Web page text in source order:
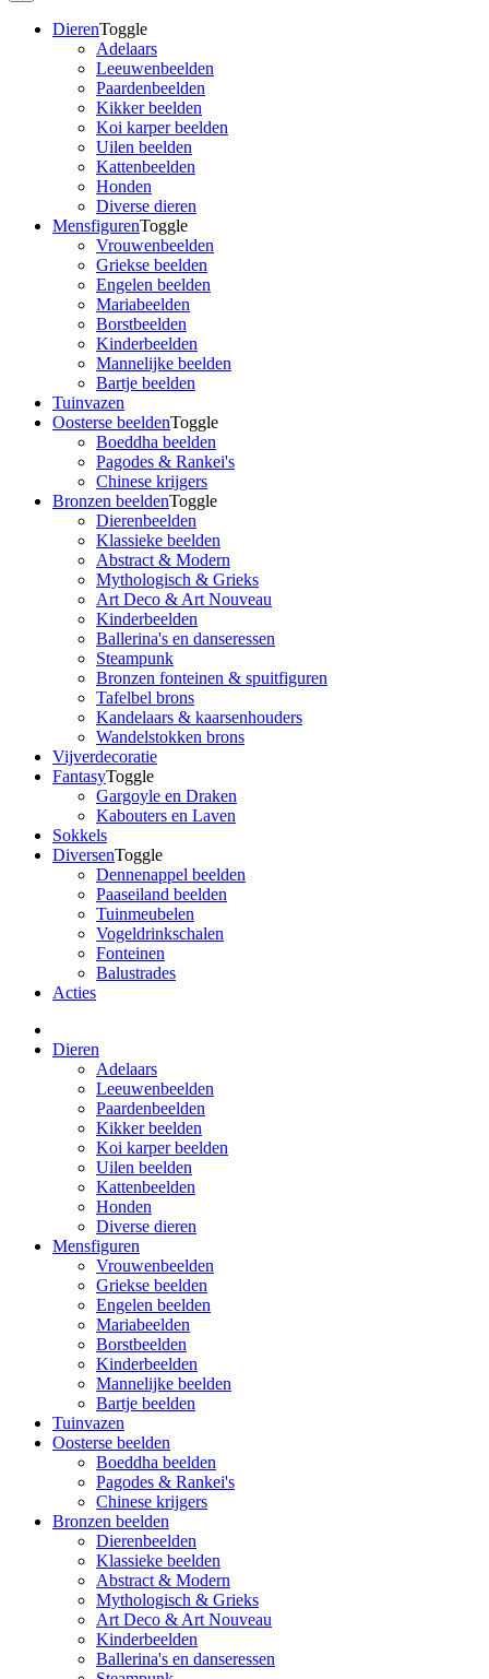
DierenToggle
Adelaars
Leeuwenbeelden
Paardenbeelden
Kikker beelden
Koi karper beelden
Uilen beelden
Kattenbeelden
Honden
Diverse dieren
MensfigurenToggle
Vrouwenbeelden
Griekse beelden
Engelen beelden
Mariabeelden
Borstbeelden
Kinderbeelden
Mannelijke beelden
Bartje beelden
Tuinvazen
Oosterse beeldenToggle
Boeddha beelden
Pagodes & Rankei's
Chinese krijgers
Bronzen beeldenToggle
Dierenbeelden
Klassieke beelden
Abstract & Modern
Mythologisch & Grieks
Art Deco & Art Nouveau
Kinderbeelden
Ballerina's en danseressen
Steampunk
Bronzen fonteinen & spuitfiguren
Tafelbel brons
Kandelaars & kaarsenhouders
Wandelstokken brons
Vijverdecoratie
FantasyToggle
Gargoyle en Draken
Kabouters en Laven
Sokkels
DiversenToggle
Dennenappel beelden
Paaseiland beelden
Tuinmeubelen
Vogeldrinkschalen
Fonteinen
Balustrades
Acties
Dieren
Adelaars
Leeuwenbeelden
Paardenbeelden
Kikker beelden
Koi karper beelden
Uilen beelden
Kattenbeelden
Honden
Diverse dieren
Mensfiguren
Vrouwenbeelden
Griekse beelden
Engelen beelden
Mariabeelden
Borstbeelden
Kinderbeelden
Mannelijke beelden
Bartje beelden
Tuinvazen
Oosterse beelden
Boeddha beelden
Pagodes & Rankei's
Chinese krijgers
Bronzen beelden
Dierenbeelden
Klassieke beelden
Abstract & Modern
Mythologisch & Grieks
Art Deco & Art Nouveau
Kinderbeelden
Ballerina's en danseressen